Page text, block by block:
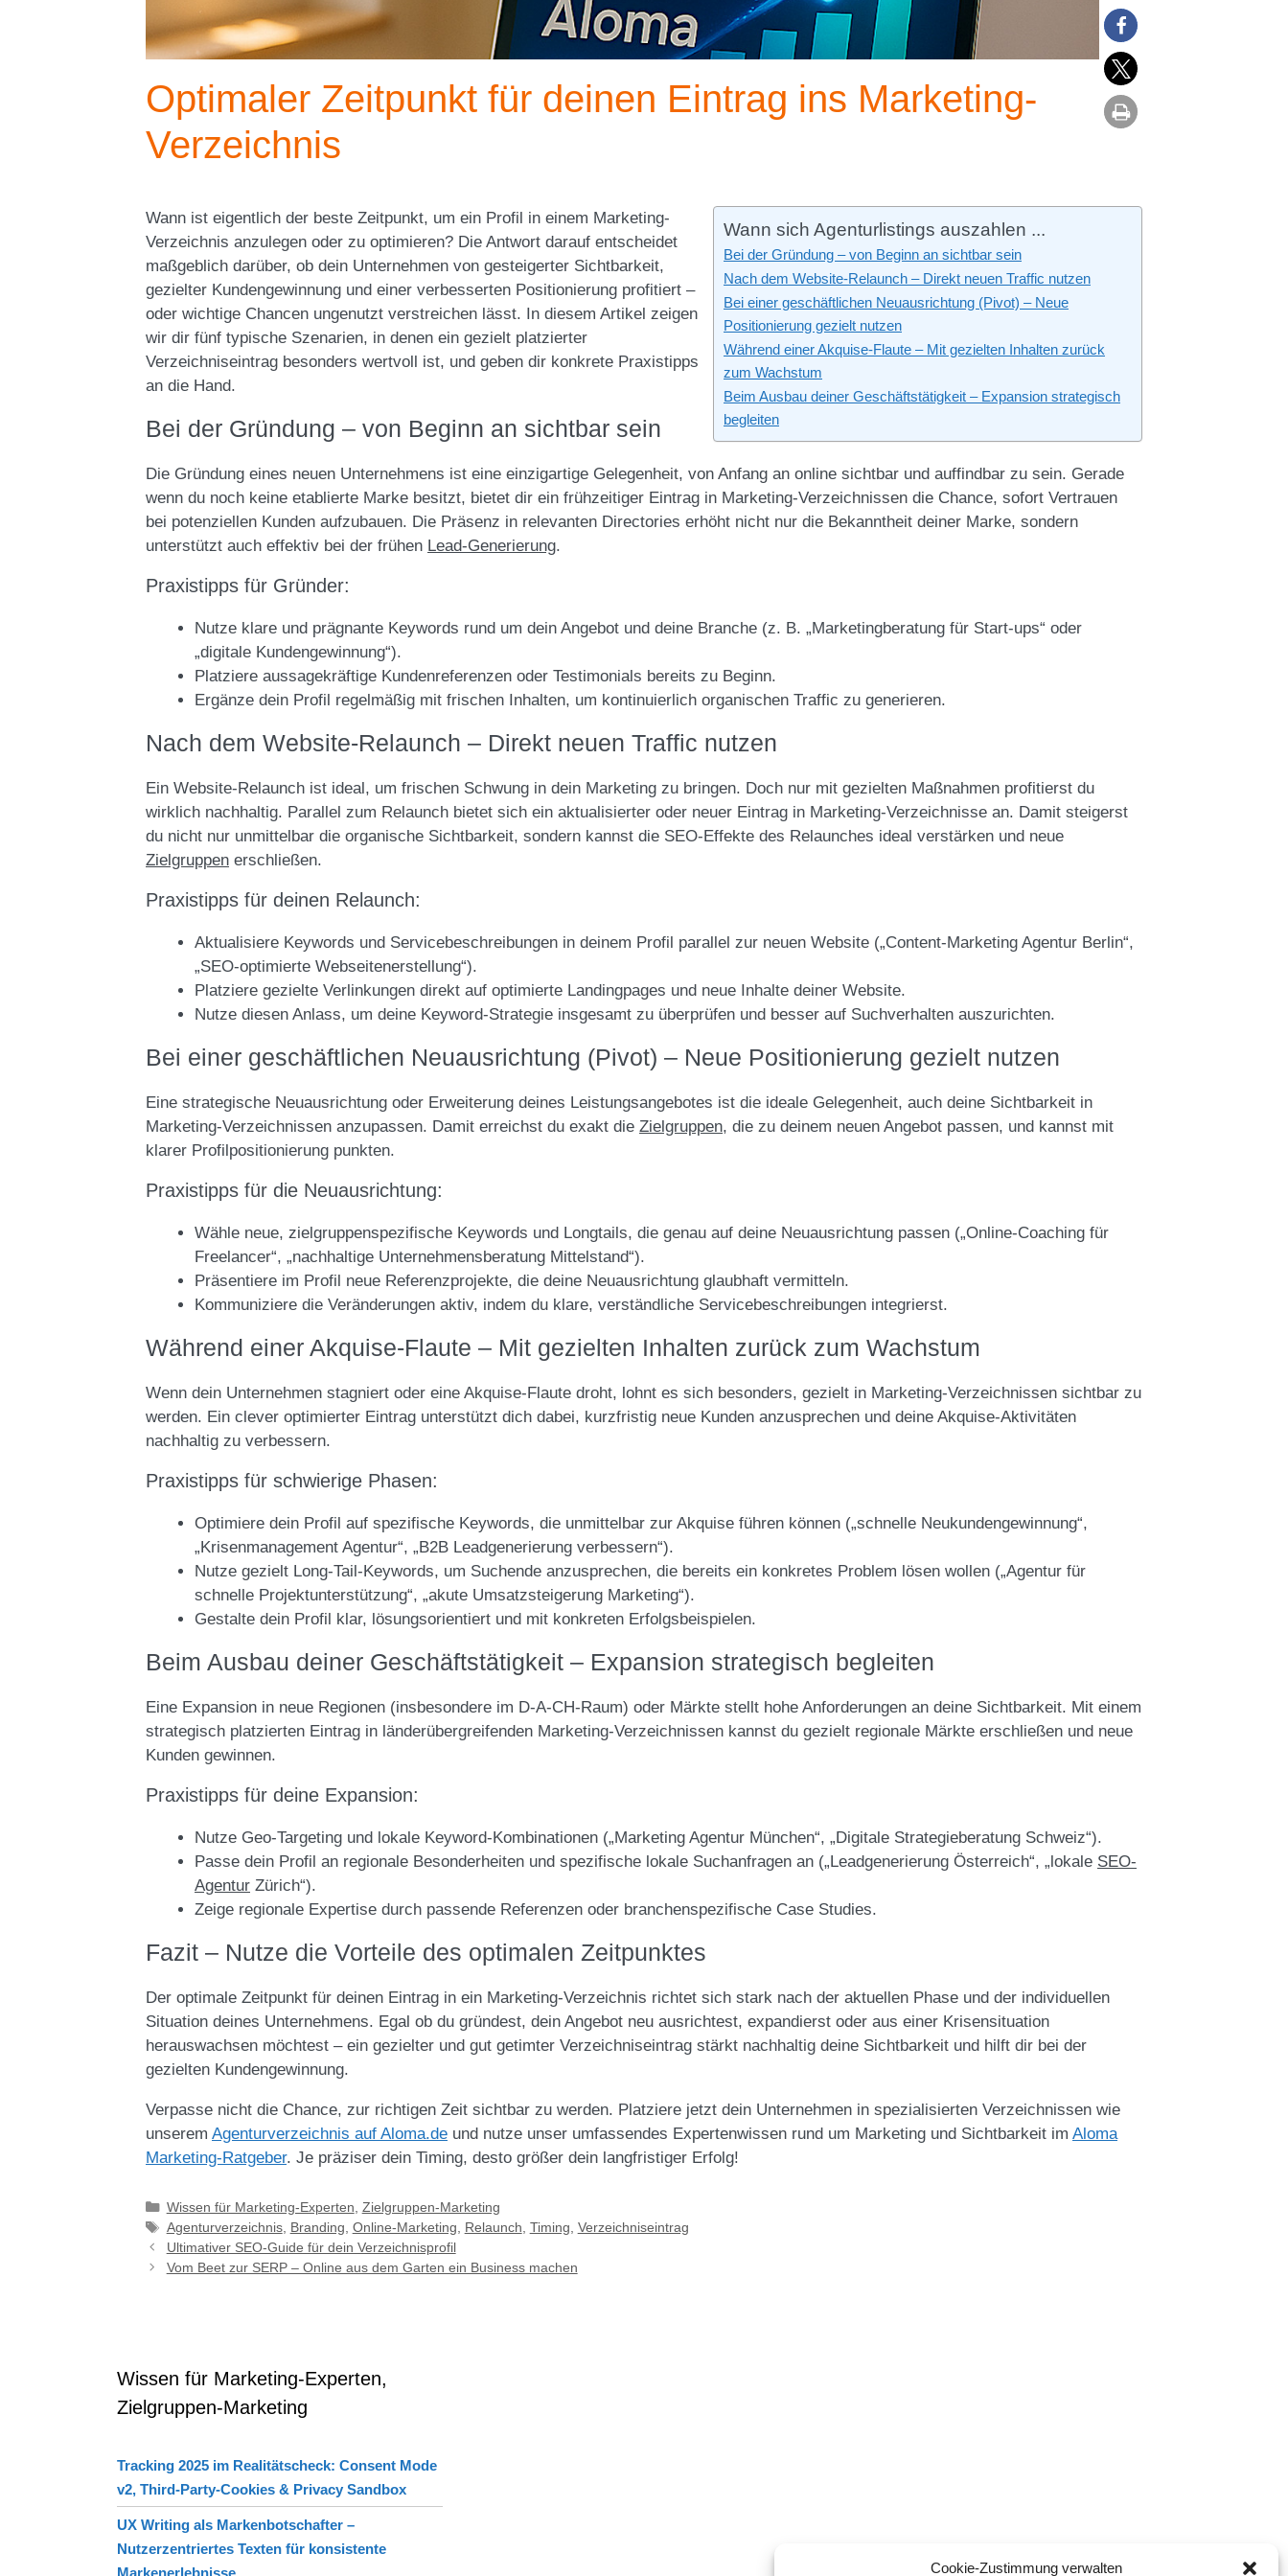
Cookie-Zustimmung verwalten
Optimaler Zeitpunkt für deinen Eintrag ins Marketing-
Verzeichnis
Wann sich Agenturlistings auszahlen ...
Bei der Gründung – von Beginn an sichtbar sein
Nach dem Website-Relaunch – Direkt neuen Traffic nutzen
Bei einer geschäftlichen Neuausrichtung (Pivot) – Neue
Positionierung gezielt nutzen
Während einer Akquise-Flaute – Mit gezielten Inhalten zurück
zum Wachstum
Beim Ausbau deiner Geschäftstätigkeit – Expansion strategisch
begleiten
Wann ist eigentlich der beste Zeitpunkt, um ein Profil in einem Marketing-
Verzeichnis anzulegen oder zu optimieren? Die Antwort darauf entscheidet
maßgeblich darüber, ob dein Unternehmen von gesteigerter Sichtbarkeit,
gezielter Kundengewinnung und einer verbesserten Positionierung profitiert –
oder wichtige Chancen ungenutzt verstreichen lässt. In diesem Artikel zeigen
wir dir fünf typische Szenarien, in denen ein gezielt platzierter
Verzeichniseintrag besonders wertvoll ist, und geben dir konkrete Praxistipps
an die Hand.
Bei der Gründung – von Beginn an sichtbar sein
Die Gründung eines neuen Unternehmens ist eine einzigartige Gelegenheit, von Anfang an online sichtbar und auffindbar zu sein. Gerade
wenn du noch keine etablierte Marke besitzt, bietet dir ein frühzeitiger Eintrag in Marketing-Verzeichnissen die Chance, sofort Vertrauen
bei potenziellen Kunden aufzubauen. Die Präsenz in relevanten Directories erhöht nicht nur die Bekanntheit deiner Marke, sondern
unterstützt auch effektiv bei der frühen Lead-Generierung.
Praxistipps für Gründer:
Nutze klare und prägnante Keywords rund um dein Angebot und deine Branche (z. B. „Marketingberatung für Start-ups“ oder
„digitale Kundengewinnung“).
Platziere aussagekräftige Kundenreferenzen oder Testimonials bereits zu Beginn.
Ergänze dein Profil regelmäßig mit frischen Inhalten, um kontinuierlich organischen Traffic zu generieren.
Nach dem Website-Relaunch – Direkt neuen Traffic nutzen
Ein Website-Relaunch ist ideal, um frischen Schwung in dein Marketing zu bringen. Doch nur mit gezielten Maßnahmen profitierst du
wirklich nachhaltig. Parallel zum Relaunch bietet sich ein aktualisierter oder neuer Eintrag in Marketing-Verzeichnisse an. Damit steigerst
du nicht nur unmittelbar die organische Sichtbarkeit, sondern kannst die SEO-Effekte des Relaunches ideal verstärken und neue
Zielgruppen erschließen.
Praxistipps für deinen Relaunch:
Aktualisiere Keywords und Servicebeschreibungen in deinem Profil parallel zur neuen Website („Content-Marketing Agentur Berlin“,
„SEO-optimierte Webseitenerstellung“).
Platziere gezielte Verlinkungen direkt auf optimierte Landingpages und neue Inhalte deiner Website.
Nutze diesen Anlass, um deine Keyword-Strategie insgesamt zu überprüfen und besser auf Suchverhalten auszurichten.
Bei einer geschäftlichen Neuausrichtung (Pivot) – Neue Positionierung gezielt nutzen
Eine strategische Neuausrichtung oder Erweiterung deines Leistungsangebotes ist die ideale Gelegenheit, auch deine Sichtbarkeit in
Marketing-Verzeichnissen anzupassen. Damit erreichst du exakt die Zielgruppen, die zu deinem neuen Angebot passen, und kannst mit
klarer Profilpositionierung punkten.
Praxistipps für die Neuausrichtung:
Wähle neue, zielgruppenspezifische Keywords und Longtails, die genau auf deine Neuausrichtung passen („Online-Coaching für
Freelancer“, „nachhaltige Unternehmensberatung Mittelstand“).
Präsentiere im Profil neue Referenzprojekte, die deine Neuausrichtung glaubhaft vermitteln.
Kommuniziere die Veränderungen aktiv, indem du klare, verständliche Servicebeschreibungen integrierst.
Während einer Akquise-Flaute – Mit gezielten Inhalten zurück zum Wachstum
Wenn dein Unternehmen stagniert oder eine Akquise-Flaute droht, lohnt es sich besonders, gezielt in Marketing-Verzeichnissen sichtbar zu
werden. Ein clever optimierter Eintrag unterstützt dich dabei, kurzfristig neue Kunden anzusprechen und deine Akquise-Aktivitäten
nachhaltig zu verbessern.
Praxistipps für schwierige Phasen:
Optimiere dein Profil auf spezifische Keywords, die unmittelbar zur Akquise führen können („schnelle Neukundengewinnung“,
„Krisenmanagement Agentur“, „B2B Leadgenerierung verbessern“).
Nutze gezielt Long-Tail-Keywords, um Suchende anzusprechen, die bereits ein konkretes Problem lösen wollen („Agentur für
schnelle Projektunterstützung“, „akute Umsatzsteigerung Marketing“).
Gestalte dein Profil klar, lösungsorientiert und mit konkreten Erfolgsbeispielen.
Beim Ausbau deiner Geschäftstätigkeit – Expansion strategisch begleiten
Eine Expansion in neue Regionen (insbesondere im D-A-CH-Raum) oder Märkte stellt hohe Anforderungen an deine Sichtbarkeit. Mit einem
strategisch platzierten Eintrag in länderübergreifenden Marketing-Verzeichnissen kannst du gezielt regionale Märkte erschließen und neue
Kunden gewinnen.
Praxistipps für deine Expansion:
Nutze Geo-Targeting und lokale Keyword-Kombinationen („Marketing Agentur München“, „Digitale Strategieberatung Schweiz“).
Passe dein Profil an regionale Besonderheiten und spezifische lokale Suchanfragen an („Leadgenerierung Österreich“, „lokale SEO-
Agentur Zürich“).
Zeige regionale Expertise durch passende Referenzen oder branchenspezifische Case Studies.
Fazit – Nutze die Vorteile des optimalen Zeitpunktes
Der optimale Zeitpunkt für deinen Eintrag in ein Marketing-Verzeichnis richtet sich stark nach der aktuellen Phase und der individuellen
Situation deines Unternehmens. Egal ob du gründest, dein Angebot neu ausrichtest, expandierst oder aus einer Krisensituation
herauswachsen möchtest – ein gezielter und gut getimter Verzeichniseintrag stärkt nachhaltig deine Sichtbarkeit und hilft dir bei der
gezielten Kundengewinnung.
Verpasse nicht die Chance, zur richtigen Zeit sichtbar zu werden. Platziere jetzt dein Unternehmen in spezialisierten Verzeichnissen wie
unserem Agenturverzeichnis auf Aloma.de und nutze unser umfassendes Expertenwissen rund um Marketing und Sichtbarkeit im Aloma
Marketing-Ratgeber. Je präziser dein Timing, desto größer dein langfristiger Erfolg!
Kategorien
Wissen für Marketing-Experten Zielgruppen-Marketing
Schlagwörter
Agenturverzeichnis, Branding Online-Marketing Relaunch Timing Verzeichniseintrag
Ultimativer SEO-Guide für dein Verzeichnisprofil
Vom Beet zur SERP – Online aus dem Garten ein Business machen
Wissen für Marketing-Experten,
Zielgruppen-Marketing
Tracking 2025 im Realitätscheck: Consent Mode
v2, Third-Party-Cookies & Privacy Sandbox
UX Writing als Markenbotschafter –
Nutzerzentriertes Texten für konsistente
Markenerlebnisse